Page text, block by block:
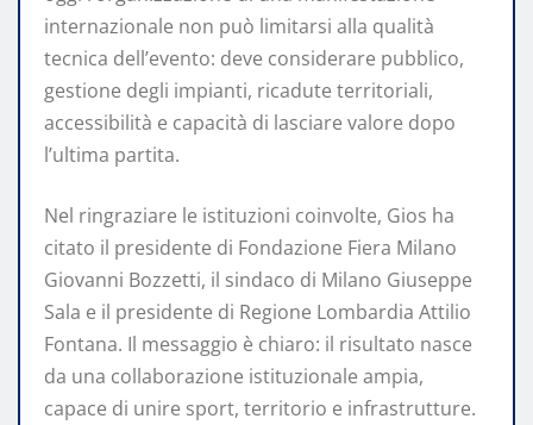
internazionale non può limitarsi alla qualità
tecnica dell’evento: deve considerare pubblico,
gestione degli impianti, ricadute territoriali,
accessibilità e capacità di lasciare valore dopo
l’ultima partita.
Nel ringraziare le istituzioni coinvolte, Gios ha
citato il presidente di Fondazione Fiera Milano
Giovanni Bozzetti, il sindaco di Milano Giuseppe
Sala e il presidente di Regione Lombardia Attilio
Fontana. Il messaggio è chiaro: il risultato nasce
da una collaborazione istituzionale ampia,
capace di unire sport, territorio e infrastrutture.